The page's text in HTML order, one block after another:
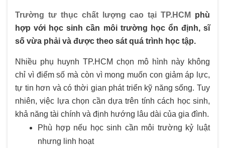
Trường tư thục chất lượng cao tại TP.HCM
phù
hợp với học sinh cần môi trường học ổn định, sĩ
số vừa phải và được theo sát quá trình học tập.
Nhiều phụ huynh TP.HCM chọn mô hình này không
chỉ vì điểm số mà còn vì mong muốn con giảm áp lực,
tự tin hơn và có thời gian phát triển kỹ năng sống. Tuy
nhiên, việc lựa chọn cần dựa trên tính cách học sinh,
khả năng tài chính và định hướng lâu dài của gia đình.
Phù hợp nếu học sinh cần môi trường kỷ luật
nhưng linh hoạt